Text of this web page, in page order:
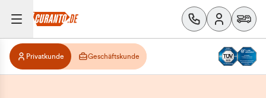
Privatkunde Geschäftskunde